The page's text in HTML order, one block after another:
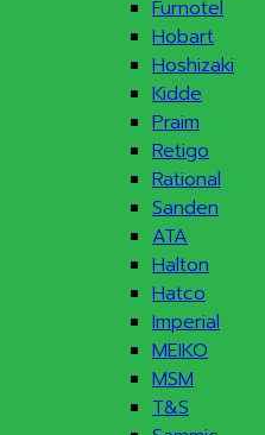
Furnotel
Hobart
Hoshizaki
Kidde
Praim
Retigo
Rational
Sanden
ATA
Halton
Hatco
Imperial
MEIKO
MSM
T&S